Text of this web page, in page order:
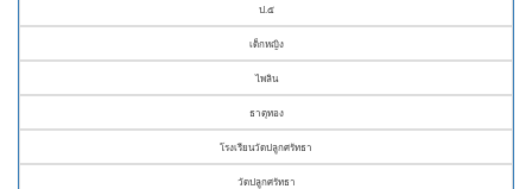
ป.๕
เด็กหญิง
ไพลิน
ธาตุทอง
โรงเรียนวัดปลูกศรัทธา
วัดปลูกศรัทธา